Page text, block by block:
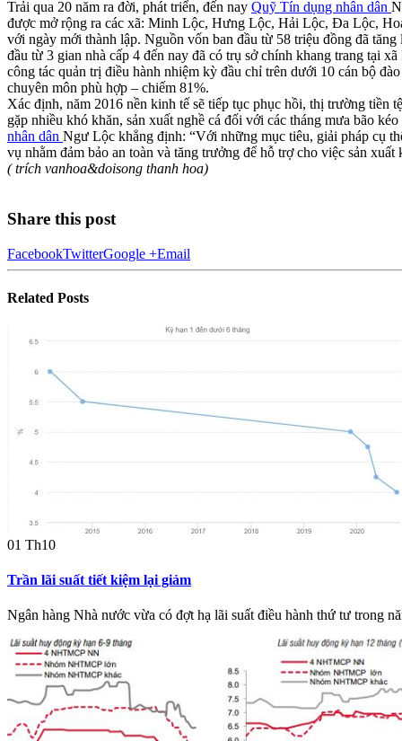
Trải qua 20 năm ra đời, phát triển, đến nay Quỹ Tín dụng nhân dân
được mở rộng ra các xã: Minh Lộc, Hưng Lộc, Hải Lộc, Đa Lộc,
với ngày mới thành lập. Nguồn vốn ban đầu từ 58 triệu đồng đã tăng
đầu từ 3 gian nhà cấp 4 đến nay đã có trụ sở chính khang trang tại
công tác quản trị điều hành nhiệm kỳ đầu chỉ trên dưới 10 cán bộ
chuyên môn phù hợp – chiếm 81%.
Xác định, năm 2016 nền kinh tế sẽ tiếp tục phục hồi, thị trường tiền
gặp nhiều khó khăn, sản xuất nghề cá đối với các tháng mưa bão
nhân dân Ngư Lộc khẳng định: “Với những mục tiêu, giải pháp cụ
vụ nhằm đảm bảo an toàn và tăng trưởng để hỗ trợ cho việc sản
( trích vanhoa&doisong thanh hoa)
Share this post
FacebookTwitterGoogle +Email
Related Posts
01 Th10
Trần lãi suất tiết kiệm lại giảm
Ngân hàng Nhà nước vừa có đợt hạ lãi suất điều hành thứ tư trong